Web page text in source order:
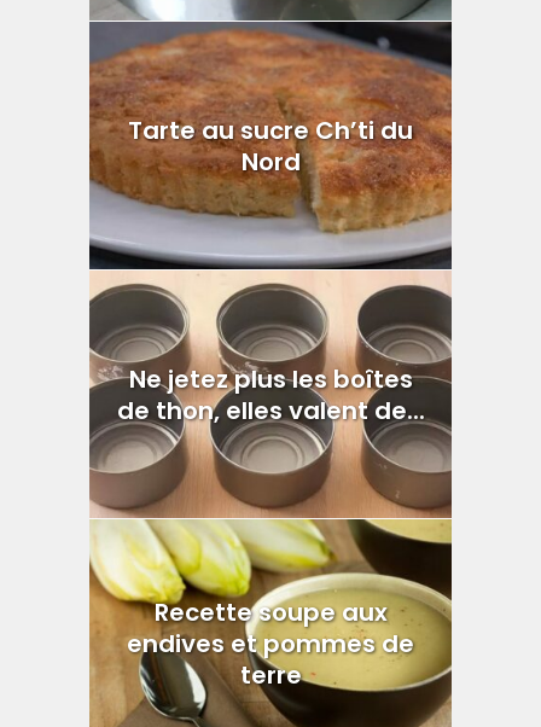
Tarte au sucre Ch’ti du
Nord
Ne jetez plus les boîtes
de thon, elles valent de...
Recette soupe aux
endives et pommes de
terre